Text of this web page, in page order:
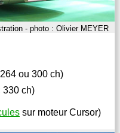
- photo : Olivier MEYER
ou 300 ch)
330 ch)
sur moteur Cursor)